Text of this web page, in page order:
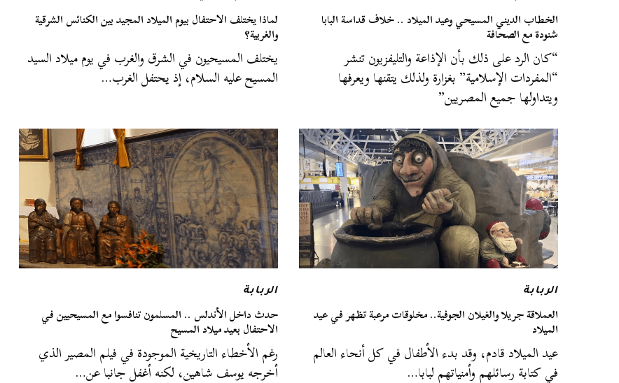
الخطاب الديني المسيحي وعيد الميلاد .. خلاف قداسة البابا
شنودة مع الصحافة
“كان الرد على ذلك بأن الإذاعة والتليفزيون تنشر
“المفردات الإسلامية” بغزارة ولذلك يتقنها ويعرفها
ويتداولها جميع المصريين”
لماذا يختلف الاحتفال بيوم الميلاد المجيد بين الكنائس الشرقية
والغربية؟
يختلف المسيحيون في الشرق والغرب في يوم ميلاد السيد
المسيح عليه السلام، إذ يحتفل الغرب…
الربابة
العملاقة جريلا والغيلان الجوفية.. مخلوقات مرعبة تظهر في عيد
الميلاد
عيد الميلاد قادم، وقد بدء الأطفال في كل أنحاء العالم
في كتابة رسائلهم وأمنياتهم لبابا…
الربابة
حدث داخل الأندلس .. المسلمون تنافسوا مع المسيحيين في
الاحتفال بعيد ميلاد المسيح
رغم الأخطاء التاريخية الموجودة في فيلم المصير الذي
أخرجه يوسف شاهين، لكنه أغفل جانبا عن…